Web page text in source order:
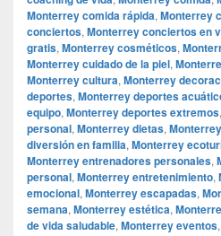
Monterrey comida rápida, Monterrey
conciertos, Monterrey conciertos en
gratis, Monterrey cosméticos,
Monterrey cuidado de la piel,
Monterrey cultura, Monterrey
deportes, Monterrey deportes
equipo, Monterrey deportes extremos,
personal, Monterrey dietas,
diversión en familia, Monterrey
Monterrey entrenadores personales,
personal, Monterrey entretenimiento,
emocional, Monterrey escapadas,
semana, Monterrey estética,
de vida saludable, Monterrey eventos,